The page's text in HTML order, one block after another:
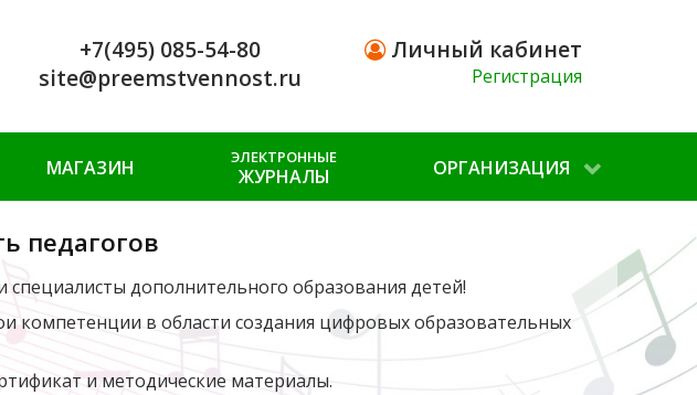
+7(495) 085-54-80
site@preemstvennost.ru
Личный кабинет
Регистрация
МАГАЗИН ЭЛЕКТРОННЫЕ
ЖУРНАЛЫ ОРГАНИЗАЦИЯ
педагогов
специалисты дополнительного образования детей!
компетенции в области создания цифровых образовательных
и методические материалы.